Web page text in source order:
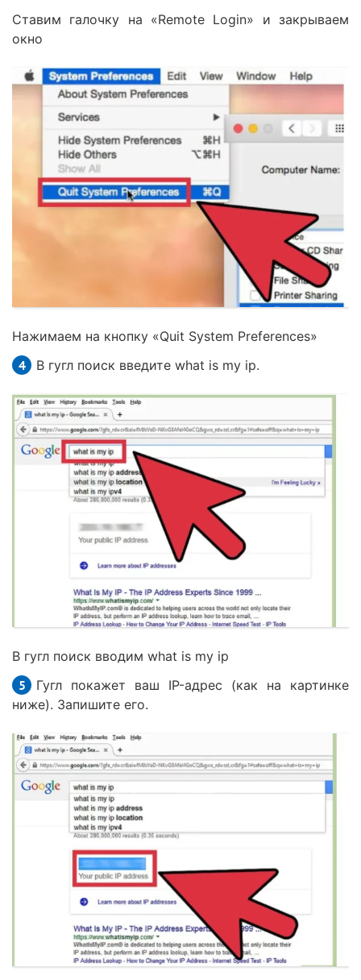
Ставим галочку на «Remote Login» и закрываем
окно
Нажимаем на кнопку «Quit System Preferences»
В гугл поиск введите what is my ip.
В гугл поиск вводим what is my ip
Гугл покажет ваш IP-адрес (как на картинке
ниже). Запишите его.